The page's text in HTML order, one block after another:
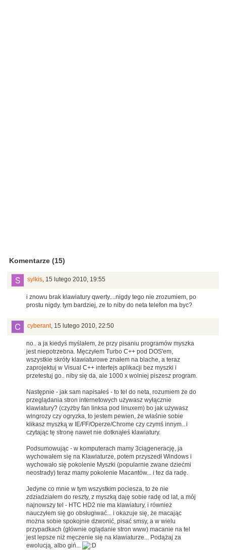
Komentarze (15)
sylkis, 15 lutego 2010, 19:55
i znowu brak klawiatury qwerty....nigdy tego nie zrozumiem, po
prostu nigdy. tym bardziej, ze to niby do neta telefon ma byc?
cyberant, 15 lutego 2010, 22:50
no.. a ja kiedyś myślałem, że przy pisaniu programów myszka
jest niepotrzebna. Męczyłem Turbo C++ pod DOS'em,
wszystkie skróty klawiaturowe znałem na blache, a teraz
zaprojektuj w Visual C++ interfejs aplikacji bez myszki i
przetestuj go.. niby się da, ale 1000 x wolniej piszesz program.
Następnie - jak sam napisałeś - to tel do neta, rozumiem że do
przeglądania stron internetowych używasz wyłącznie
klawiatury? (czyżby fan linksa pod linuxem) bo jak używasz
wingrozy czy ogryzka, to jestem pewien, że właśnie sobie
klikasz myszką w IE/FF/Operze/Chrome czy czymś innym.. i
czytając tę stronę nawet nie dotknąłeś klawiatury.
Podsumowując - w komputerach mamy 3ciągenerację, ja
wychowałem się na Klawiaturze, potem przyszedł Windows i
wychowało się pokolenie Myszki (popularnie zwane dziećmi
neostrady) teraz mamy pokolenie Macantów... i tez da radę.
Jedyne co mnie w tym wszystkim pociesza, to że nie
zdziadziałem do reszty, z myszką daję sobie radę od lat, a mój
najnowszy tel - HTC HD2 nie ma klawiatury, i również
nauczyłem się go obsługiwać... i okazuje się, że macając
można sobie spokojnie dzwonić, pisać smsy, a w wielu
przypadkach (głównie oglądanie stron www) macanie na tel
jest lepsze niż męczenie się na klawiaturze... Podążaj za
ewolucją, albo giń...